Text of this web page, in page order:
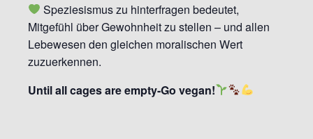
Speziesismus zu hinterfragen bedeutet,
Mitgefühl über Gewohnheit zu stellen – und allen
Lebewesen den gleichen moralischen Wert
zuzuerkennen.
Until all cages are empty-Go vegan!